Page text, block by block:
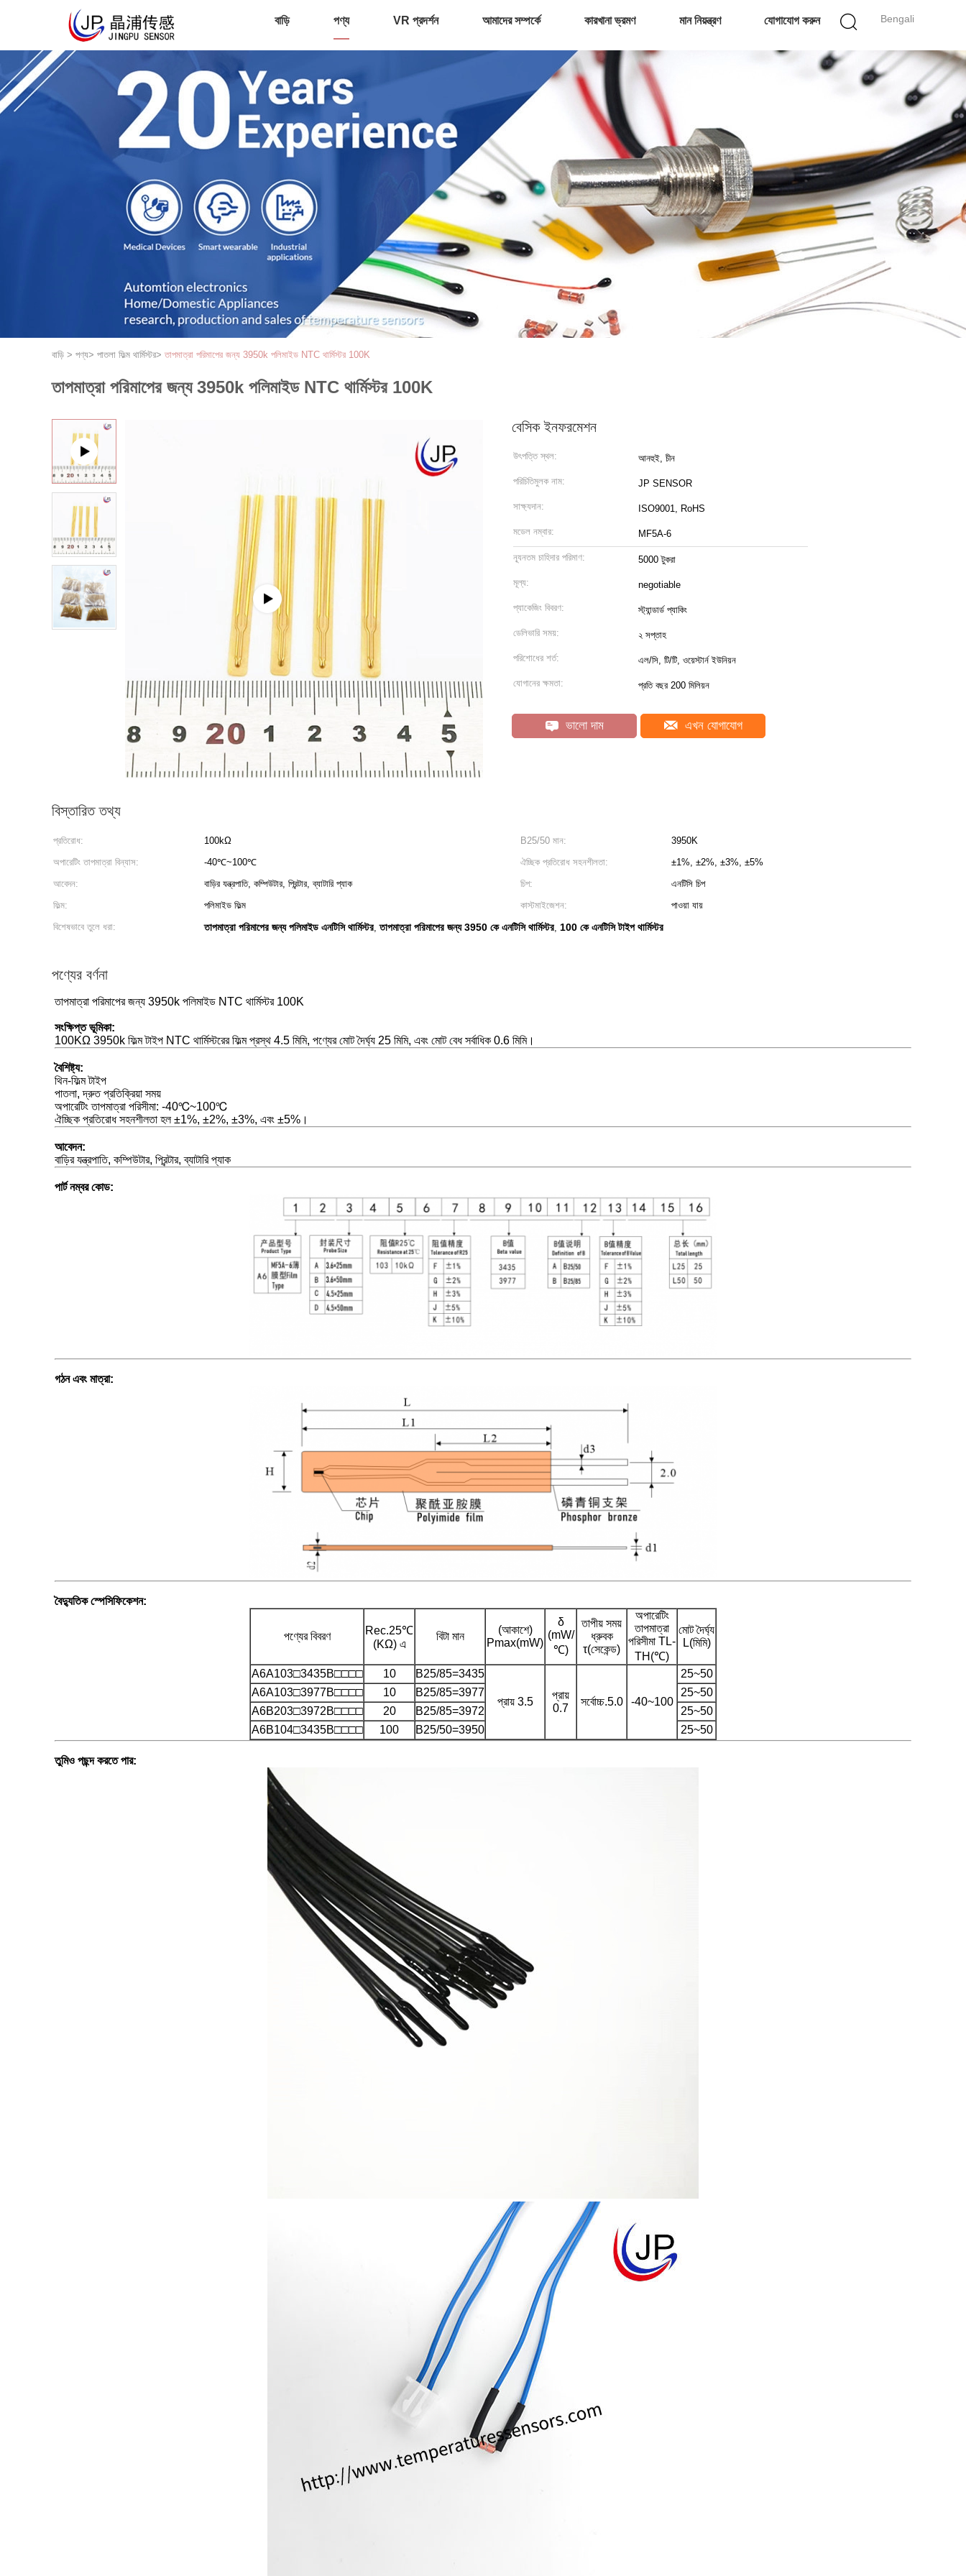
Bengali
বাড়ি পণ্য VR প্রদর্শন আমাদের সম্পর্কে কারখানা ভ্রমণ মান নিয়ন্ত্রণ যোগাযোগ করুন
বাড়ি > পণ্য> পাতলা ফিল্ম থার্মিস্টর> তাপমাত্রা পরিমাপের জন্য 3950k পলিমাইড NTC থার্মিস্টর 100K
তাপমাত্রা পরিমাপের জন্য 3950k পলিমাইড NTC থার্মিস্টর 100K
বেসিক ইনফরমেশন
উৎপত্তি স্থল: আনহুই, চীন
পরিচিতিমুলক নাম: JP SENSOR
সাক্ষ্যদান: ISO9001, RoHS
মডেল নম্বার: MF5A-6
ন্যূনতম চাহিদার পরিমাণ: 5000 টুকরা
মূল্য: negotiable
প্যাকেজিং বিবরণ: স্ট্যান্ডার্ড প্যাকিং
ডেলিভারি সময়: ২ সপ্তাহ
পরিশোধের শর্ত: এল/সি, টি/টি, ওয়েস্টার্ন ইউনিয়ন
যোগানের ক্ষমতা: প্রতি বছর 200 মিলিয়ন
ভালো দাম এখন যোগাযোগ
বিস্তারিত তথ্য
প্রতিরোধ: 100kΩ B25/50 মান:
3950K
অপারেটিং তাপমাত্রা বিন্যাস:
-40℃~100℃ ঐচ্ছিক প্রতিরোধ সহনশীলতা:
±1%, ±2%, ±3%, ±5%
আবেদন:
বাড়ির যন্ত্রপাতি, কম্পিউটার, প্রিন্টার, ব্যাটারি প্যাক চিপ:
এনটিসি চিপ
ফিল্ম:
পলিমাইড ফিল্ম কাস্টমাইজেশন:
পাওয়া যায়
বিশেষভাবে তুলে ধরা:
তাপমাত্রা পরিমাপের জন্য পলিমাইড এনটিসি থার্মিস্টর,তাপমাত্রা পরিমাপের জন্য 3950 কে এনটিসি থার্মিস্টর, 100 কে এনটিসি টাইপ থার্মিস্টর
পণ্যের বর্ণনা
তাপমাত্রা পরিমাপের জন্য 3950k পলিমাইড NTC থার্মিস্টর 100K
সংক্ষিপ্ত ভূমিকা:
100KΩ 3950k ফিল্ম টাইপ NTC থার্মিস্টরের ফিল্ম প্রস্থ 4.5 মিমি, পণ্যের মোট দৈর্ঘ্য 25 মিমি, এবং মোট বেধ সর্বাধিক 0.6 মিমি।
বৈশিষ্ট্য:
থিন-ফিল্ম টাইপ
পাতলা, দ্রুত প্রতিক্রিয়া সময়
অপারেটিং তাপমাত্রা পরিসীমা: -40℃~100℃
ঐচ্ছিক প্রতিরোধ সহনশীলতা হল ±1%, ±2%, ±3%, এবং ±5%।
আবেদন:
বাড়ির যন্ত্রপাতি, কম্পিউটার, প্রিন্টার, ব্যাটারি প্যাক
পার্ট নম্বর কোড:
গঠন এবং মাত্রা:
বৈদ্যুতিক স্পেসিফিকেশন:
পণ্যের বিবরণ
Rec.25℃
(KΩ) এ
বিটা মান
(আকাশে)
Pmax(mW)
δ
(mW/
℃)
তাপীয় সময়
ধ্রুবক
τ(সেকেন্ড)
অপারেটিং
তাপমাত্রা
পরিসীমা TL-
TH(℃)
মোট দৈর্ঘ্য
L(মিমি)
A6A103□3435B□□□□ 10 B25/85=3435
প্রায় 3.5
প্রায়
0.7
সর্বোচ্চ.5.0 -40~100
25~50
A6A103□3977B□□□□
10 B25/85=3977
25~50
A6B203□3972B□□□□
20 B25/85=3972
25~50
A6B104□3435B□□□□
100 B25/50=3950 25~50
তুমিও পছন্দ করতে পার: